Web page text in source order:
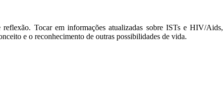
Tocar em informações atualizadas sobre ISTs e HIV/
e o reconhecimento de outras possibilidades de vida.